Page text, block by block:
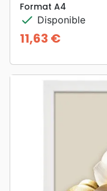
Format A4
check Disponible
Prix
11,63 €